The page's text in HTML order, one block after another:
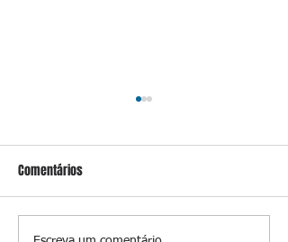
Comentários